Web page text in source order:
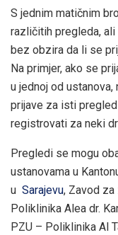
S jednim matičnim
različitih pregleda,
bez obzira da li se
Na primjer, ako se
u jednoj od
prijave za isti
registrovati za neki
Pregledi se mogu
ustanovama u
u Sarajevu, Zavod za
Poliklinika Alea dr.
PZU – Poliklinika Al